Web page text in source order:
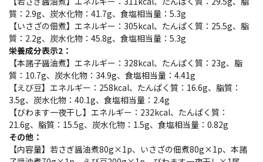
質：2.9g、炭水化物：41.7g、食塩相当量：5.3g
【いさざの佃煮】エネルギー：305kcal、たんぱく質：25.5g、脂
質：2.2g、炭水化物：45.8g、食塩相当量：5.3g
栄養成分表示2：
【本諸子醤油煮】エネルギー：328kcal、たんぱく質：23g、脂
質：10.7g、炭水化物：34.9g、食塩相当量：4.41g
【えび豆】エネルギー：258kcal、たんぱく質：16.6g、脂質：
3.5g、炭水化物：40.1g、食塩相当量：2.4g
【びわます一夜干し】エネルギー：232kcal、たんぱく質：
21.6g、脂質：15.5g、炭水化物：1.5g、食塩相当量：0.82g
その他：
【内容量】若さぎ醤油煮80g×1p、いさざの佃煮80g×1p、本諸